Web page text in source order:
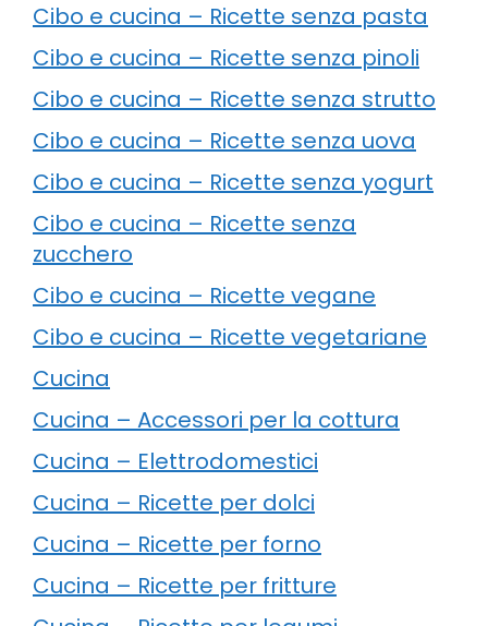
Cibo e cucina – Ricette senza pasta
Cibo e cucina – Ricette senza pinoli
Cibo e cucina – Ricette senza strutto
Cibo e cucina – Ricette senza uova
Cibo e cucina – Ricette senza yogurt
Cibo e cucina – Ricette senza
zucchero
Cibo e cucina – Ricette vegane
Cibo e cucina – Ricette vegetariane
Cucina
Cucina – Accessori per la cottura
Cucina – Elettrodomestici
Cucina – Ricette per dolci
Cucina – Ricette per forno
Cucina – Ricette per fritture